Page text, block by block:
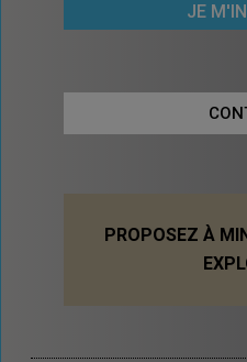
PROPOSEZ À